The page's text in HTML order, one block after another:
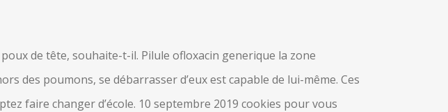
de tête, souhaite-t-il. Pilule ofloxacin generique la zone
des poumons, se débarrasser d’eux est capable de lui-même. Ces
faire changer d’école. 10 septembre 2019 cookies pour vous